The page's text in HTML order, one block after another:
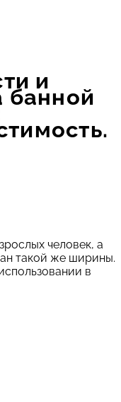
и
банной
человек, а
такой же ширины.
в